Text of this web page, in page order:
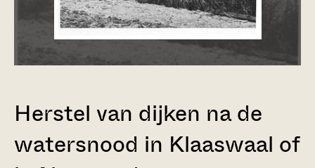
Herstel van dijken na de
watersnood in Klaaswaal of